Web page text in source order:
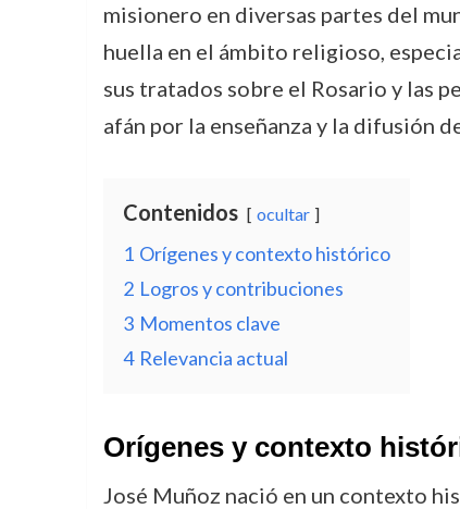
misionero en diversas partes del
huella en el ámbito religioso,
sus tratados sobre el Rosario y las
afán por la enseñanza y la difusión
Contenidos ocultar
1 Orígenes y contexto histórico
2 Logros y contribuciones
3 Momentos clave
4 Relevancia actual
Orígenes y contexto
José Muñoz nació en un contexto